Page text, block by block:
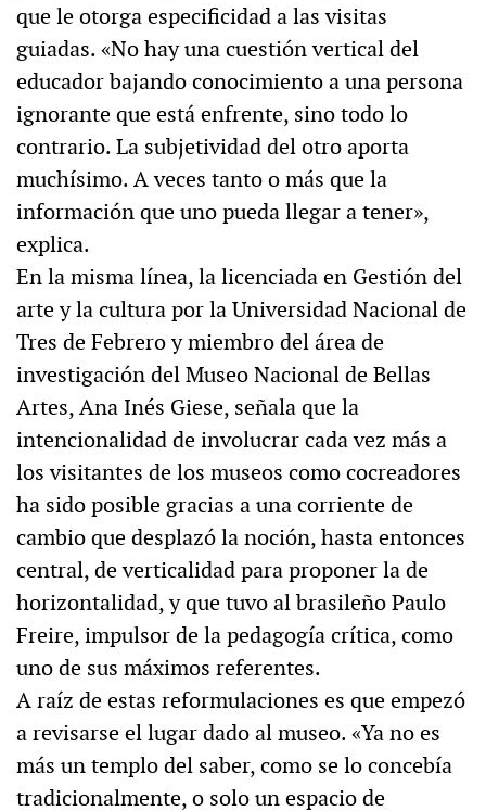
que le otorga especificidad a las visitas
guiadas. «No hay una cuestión vertical del
educador bajando conocimiento a una persona
ignorante que está enfrente, sino todo lo
contrario. La subjetividad del otro aporta
muchísimo. A veces tanto o más que la
información que uno pueda llegar a tener»,
explica.
En la misma línea, la licenciada en Gestión del
arte y la cultura por la Universidad Nacional de
Tres de Febrero y miembro del área de
investigación del Museo Nacional de Bellas
Artes, Ana Inés Giese, señala que la
intencionalidad de involucrar cada vez más a
los visitantes de los museos como cocreadores
ha sido posible gracias a una corriente de
cambio que desplazó la noción, hasta entonces
central, de verticalidad para proponer la de
horizontalidad, y que tuvo al brasileño Paulo
Freire, impulsor de la pedagogía crítica, como
uno de sus máximos referentes.
A raíz de estas reformulaciones es que empezó
a revisarse el lugar dado al museo. «Ya no es
más un templo del saber, como se lo concebía
tradicionalmente, o solo un espacio de